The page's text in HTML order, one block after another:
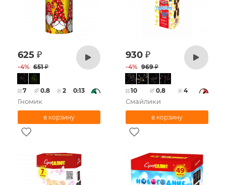
625 ₽
-4% 651₽
7 0.8 2 0:13
Гномик
930 ₽
-4% 969₽
10 0.8 4
Смайлики